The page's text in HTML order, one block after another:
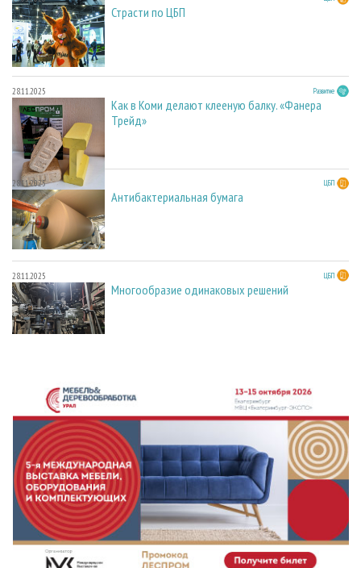
Страсти по ЦБП
28.11.2025 Развитие
Как в Коми делают клееную балку. «Фанера
Трейд»
28.11.2025 ЦБП
Антибактериальная бумага
28.11.2025 ЦБП
Многообразие одинаковых решений